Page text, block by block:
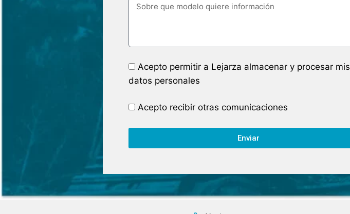
Acepto permitir a Lejarza almacenar y procesar mis
datos personales
Acepto recibir otras comunicaciones
Enviar